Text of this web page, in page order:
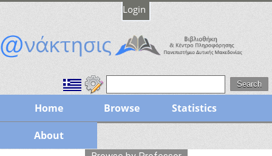
Login
Home Browse Statistics
About